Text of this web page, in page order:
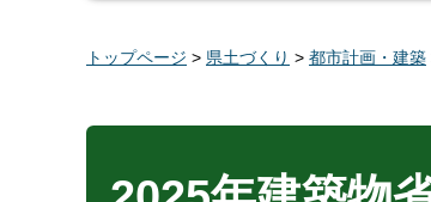
トップページ > 県土づくり > 都市計画・建築